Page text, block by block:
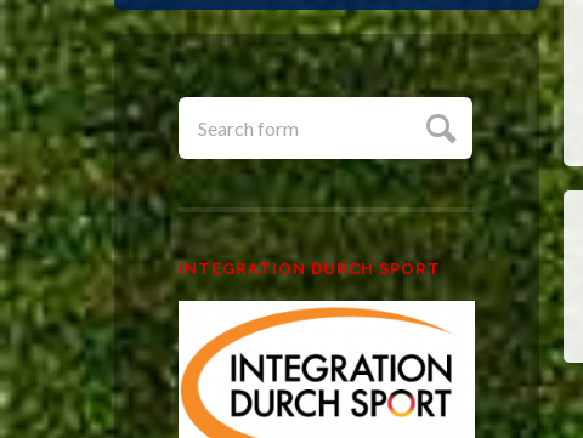
INTEGRATION DURCH SPORT